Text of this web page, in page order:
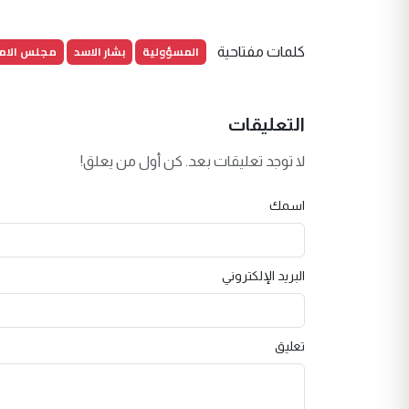
كلمات مفتاحية المسؤولية بشار الاسد مجلس
التعليقات
لا توجد تعليقات بعد. كن أول من يعلق!
اسمك
البريد الإلكتروني
تعليق